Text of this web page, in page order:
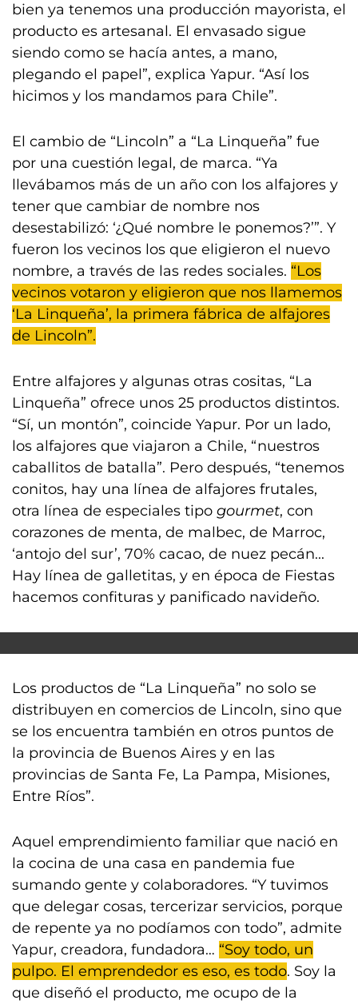
bien ya tenemos una producción mayorista, el
producto es artesanal. El envasado sigue
siendo como se hacía antes, a mano,
plegando el papel”, explica Yapur. “Así los
hicimos y los mandamos para Chile”.
El cambio de “Lincoln” a “La Linqueña” fue
por una cuestión legal, de marca. “Ya
llevábamos más de un año con los alfajores y
tener que cambiar de nombre nos
desestabilizó: ‘¿Qué nombre le ponemos?’”. Y
fueron los vecinos los que eligieron el nuevo
nombre, a través de las redes sociales. “Los
vecinos votaron y eligieron que nos llamemos
‘La Linqueña’, la primera fábrica de alfajores
de Lincoln”.
Entre alfajores y algunas otras cositas, “La
Linqueña” ofrece unos 25 productos distintos.
“Sí, un montón”, coincide Yapur. Por un lado,
los alfajores que viajaron a Chile, “nuestros
caballitos de batalla”. Pero después, “tenemos
conitos, hay una línea de alfajores frutales,
otra línea de especiales tipo gourmet, con
corazones de menta, de malbec, de Marroc,
‘antojo del sur’, 70% cacao, de nuez pecán...
Hay línea de galletitas, y en época de Fiestas
hacemos confituras y panificado navideño.
Los productos de “La Linqueña” no solo se
distribuyen en comercios de Lincoln, sino que
se los encuentra también en otros puntos de
la provincia de Buenos Aires y en las
provincias de Santa Fe, La Pampa, Misiones,
Entre Ríos”.
Aquel emprendimiento familiar que nació en
la cocina de una casa en pandemia fue
sumando gente y colaboradores. “Y tuvimos
que delegar cosas, tercerizar servicios, porque
de repente ya no podíamos con todo”, admite
Yapur, creadora, fundadora… “Soy todo, un
pulpo. El emprendedor es eso, es todo. Soy la
que diseñó el producto, me ocupo de la